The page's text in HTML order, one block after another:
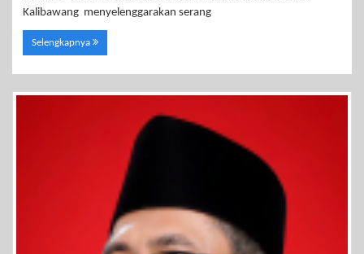
Kalibawang menyelenggarakan serang
Selengkapnya